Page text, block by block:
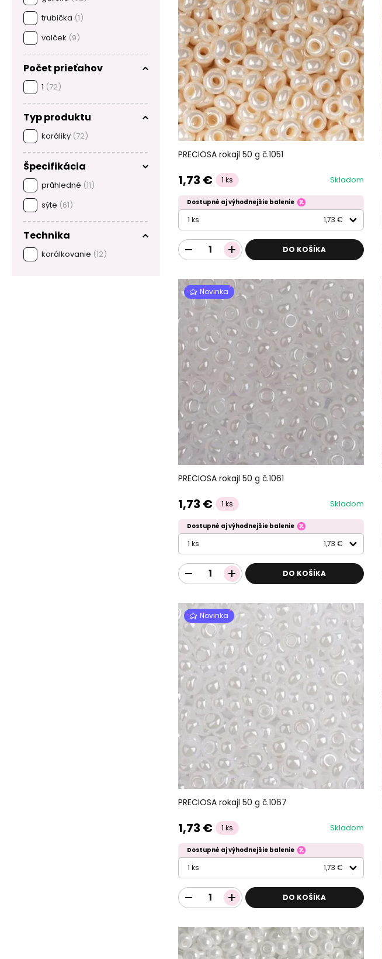
trubička (1)
valček (9)
Počet prieťahov
1 (72)
Typ produktu
koráliky (72)
Špecifikácia
průhledné (11)
sýte (61)
Technika
korálkovanie (12)
PRECIOSA rokajl 50 g č.1051
1,73 € 1 ks Skladom
Dostupné aj výhodnejšie balenie
1 ks 1,73 €
DO KOŠÍKA
Novinka
PRECIOSA rokajl 50 g č.1061
1,73 € 1 ks Skladom
Dostupné aj výhodnejšie balenie
1 ks 1,73 €
DO KOŠÍKA
Novinka
PRECIOSA rokajl 50 g č.1067
1,73 € 1 ks Skladom
Dostupné aj výhodnejšie balenie
1 ks 1,73 €
DO KOŠÍKA